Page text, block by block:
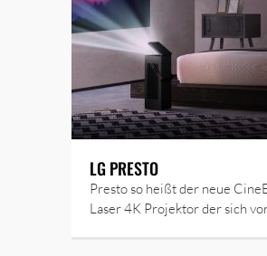
LG PRESTO
Presto so heißt der neue
Laser 4K Projektor der sich